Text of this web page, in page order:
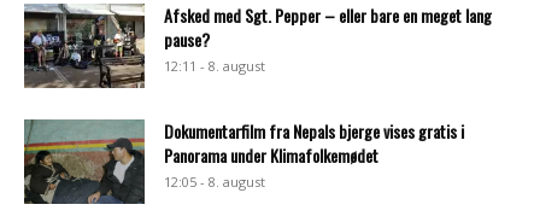
Afsked med Sgt. Pepper – eller bare en meget lang
pause?
12:11 - 8. august
Dokumentarfilm fra Nepals bjerge vises gratis i
Panorama under Klimafolkemødet
12:05 - 8. august